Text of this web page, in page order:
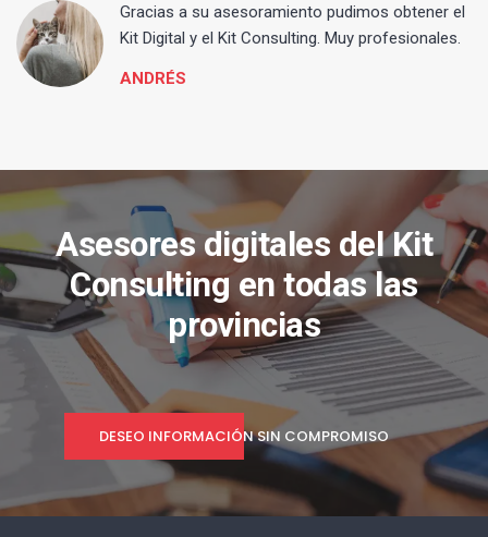
Gracias a su asesoramiento pudimos obtener el
Kit Digital y el Kit Consulting. Muy profesionales.
ANDRÉS
Asesores digitales del Kit
Consulting en todas las
provincias
DESEO INFORMACIÓN SIN COMPROMISO